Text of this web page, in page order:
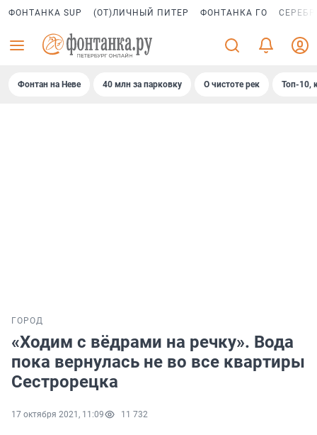
ФОНТАНКА SUP (ОТ)ЛИЧНЫЙ ПИТЕР ФОНТАНКА ГО
Фонтан на Неве 40 млн за парковку О чистоте рек Топ-10,
ГОРОД
«Ходим с вёдрами на речку». Вода
пока вернулась не во все квартиры
Сестрорецка
17 октября 2021, 11:09 11 732